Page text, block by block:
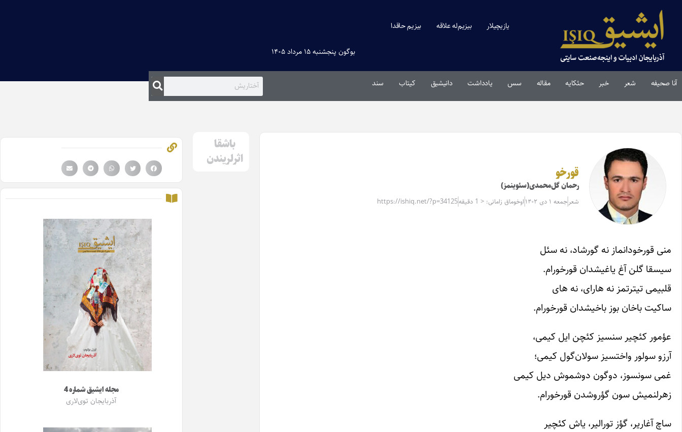
یازیچیلار بیزیم‌له علاقه بیزیم حاقدا
بوگون پنجشنبه ۱۵ مرداد ۱۴۰۵
آنا صحیفه شعر خبر حئکایه مقاله‌ سس یادداشت دانیشیق کیتاب سند
قورخو
رحمان گل‌محمدی(سئوینمز)
شعر جمعه ۱ دی ۱۴۰۲ اوخوماق زامانی: < 1 دقیقه https://ishiq.net/?p=34125
منی قورخودانماز نه گورشاد، نه سئل
سیسقا گلن آغ یاغیشدان قورخورام.
قلبیمی تیترتمز نه هارای، نه های
ساکیت باخان بوز باخیشدان قورخورام.
عؤمور کئچیر سنسیز کئچن ایل کیمی،
آرزو سولور واختسیز سولان‌گول کیمی؛
غمی سونسوز، دوگون دوشموش دیل کیمی
زهرلنمیش سون گؤروشدن قورخورام.
ساچ آغاریر، گؤز تورالیر، یاش کئچیر
باشقا
اثرلریندن
مجله ایشیق شماره 4
آذربایجان توی‌لاری